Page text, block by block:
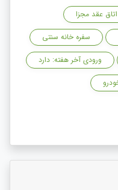
اتاق عقد مجزا
سفره خانه سنتی
ورودی آخر هفته: دارد